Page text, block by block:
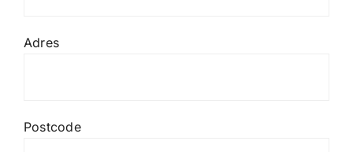
Adres
Postcode